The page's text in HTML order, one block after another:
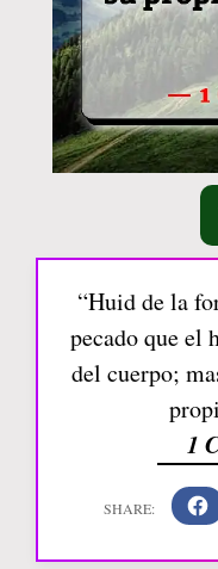
“Huid de la
pecado que el
del cuerpo;
1